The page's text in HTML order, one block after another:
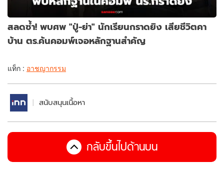
สลดซ้ำ! พบศพ "ปู่-ย่า" นักเรียนกราดยิง เสียชีวิตคา
บ้าน ตร.ค้นคอมพ์เจอหลักฐานสำคัญ
แท็ก : อาชญากรรม
สนับสนุนเนื้อหา
กลับขึ้นไปด้านบน